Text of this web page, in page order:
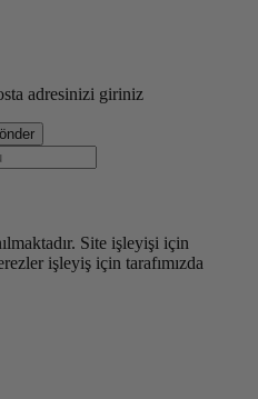
adresinizi giriniz
Site işleyişi için
işleyiş için tarafımızda